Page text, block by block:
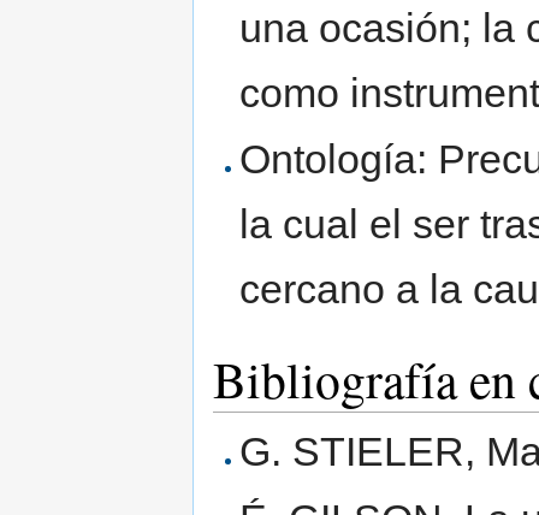
una ocasión; la
como
Ontología:
la cual el ser
cercano a la
Bibliografía en
G. STIELER,